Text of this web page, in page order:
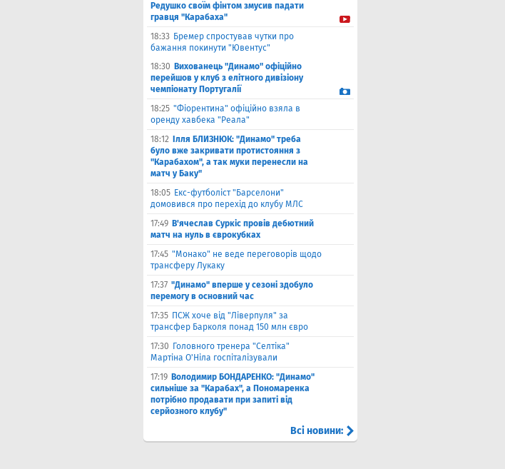
Редушко своїм фінтом змусив падати
гравця "Карабаха"
18:33 Бремер спростував чутки про
бажання покинути "Ювентус"
18:30 Вихованець "Динамо" офіційно
перейшов у клуб з елітного дивізіону
чемпіонату Португалії
18:25 "Фіорентина" офіційно взяла в
оренду хавбека "Реала"
18:12
Ілля БЛИЗНЮК: "Динамо" треба
було вже закривати протистояння з
"Карабахом", а так муки перенесли на
матч у Баку"
18:05 Екс-футболіст "Барселони"
домовився про перехід до клубу МЛС
17:49 В'ячеслав Суркіс провів дебютний
матч на нуль в єврокубках
17:45 "Монако" не веде переговорів щодо
трансферу Лукаку
17:37 "Динамо" вперше у сезоні здобуло
перемогу в основний час
17:35 ПСЖ хоче від "Ліверпуля" за
трансфер Барколя понад 150 млн євро
17:30 Головного тренера "Селтіка"
Мартіна О'Ніла госпіталізували
17:19 Володимир БОНДАРЕНКО: "Динамо"
сильніше за "Карабах", а Пономаренка
потрібно продавати при запиті від
серйозного клубу"
Всі новини: